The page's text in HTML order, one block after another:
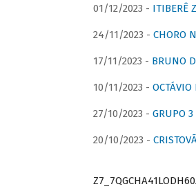
01/12/2023 - ITIBERÊ
24/11/2023 - CHORO
17/11/2023 - BRUNO
10/11/2023 -
27/10/2023 - GRUPO
20/10/2023 -